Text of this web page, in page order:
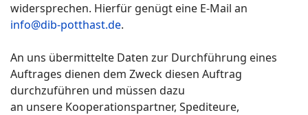
widersprechen. Hierfür genügt eine E-Mail an
info@dib-potthast.de.
An uns übermittelte Daten zur Durchführung eines
Auftrages dienen dem Zweck diesen Auftrag
durchzuführen und müssen dazu
an unsere Kooperationspartner, Spediteure,